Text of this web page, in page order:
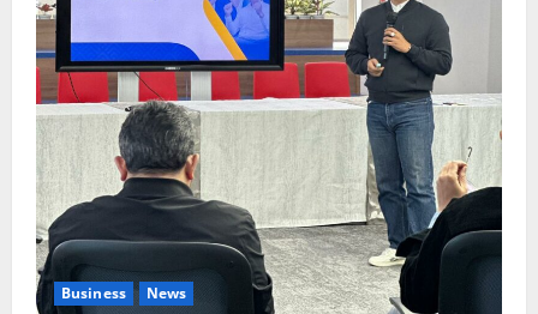
Business News